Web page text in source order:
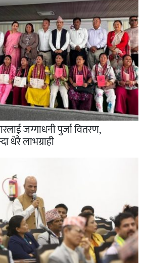
जग्गाधनी पुर्जा वितरण,
धेरै लाभग्राही